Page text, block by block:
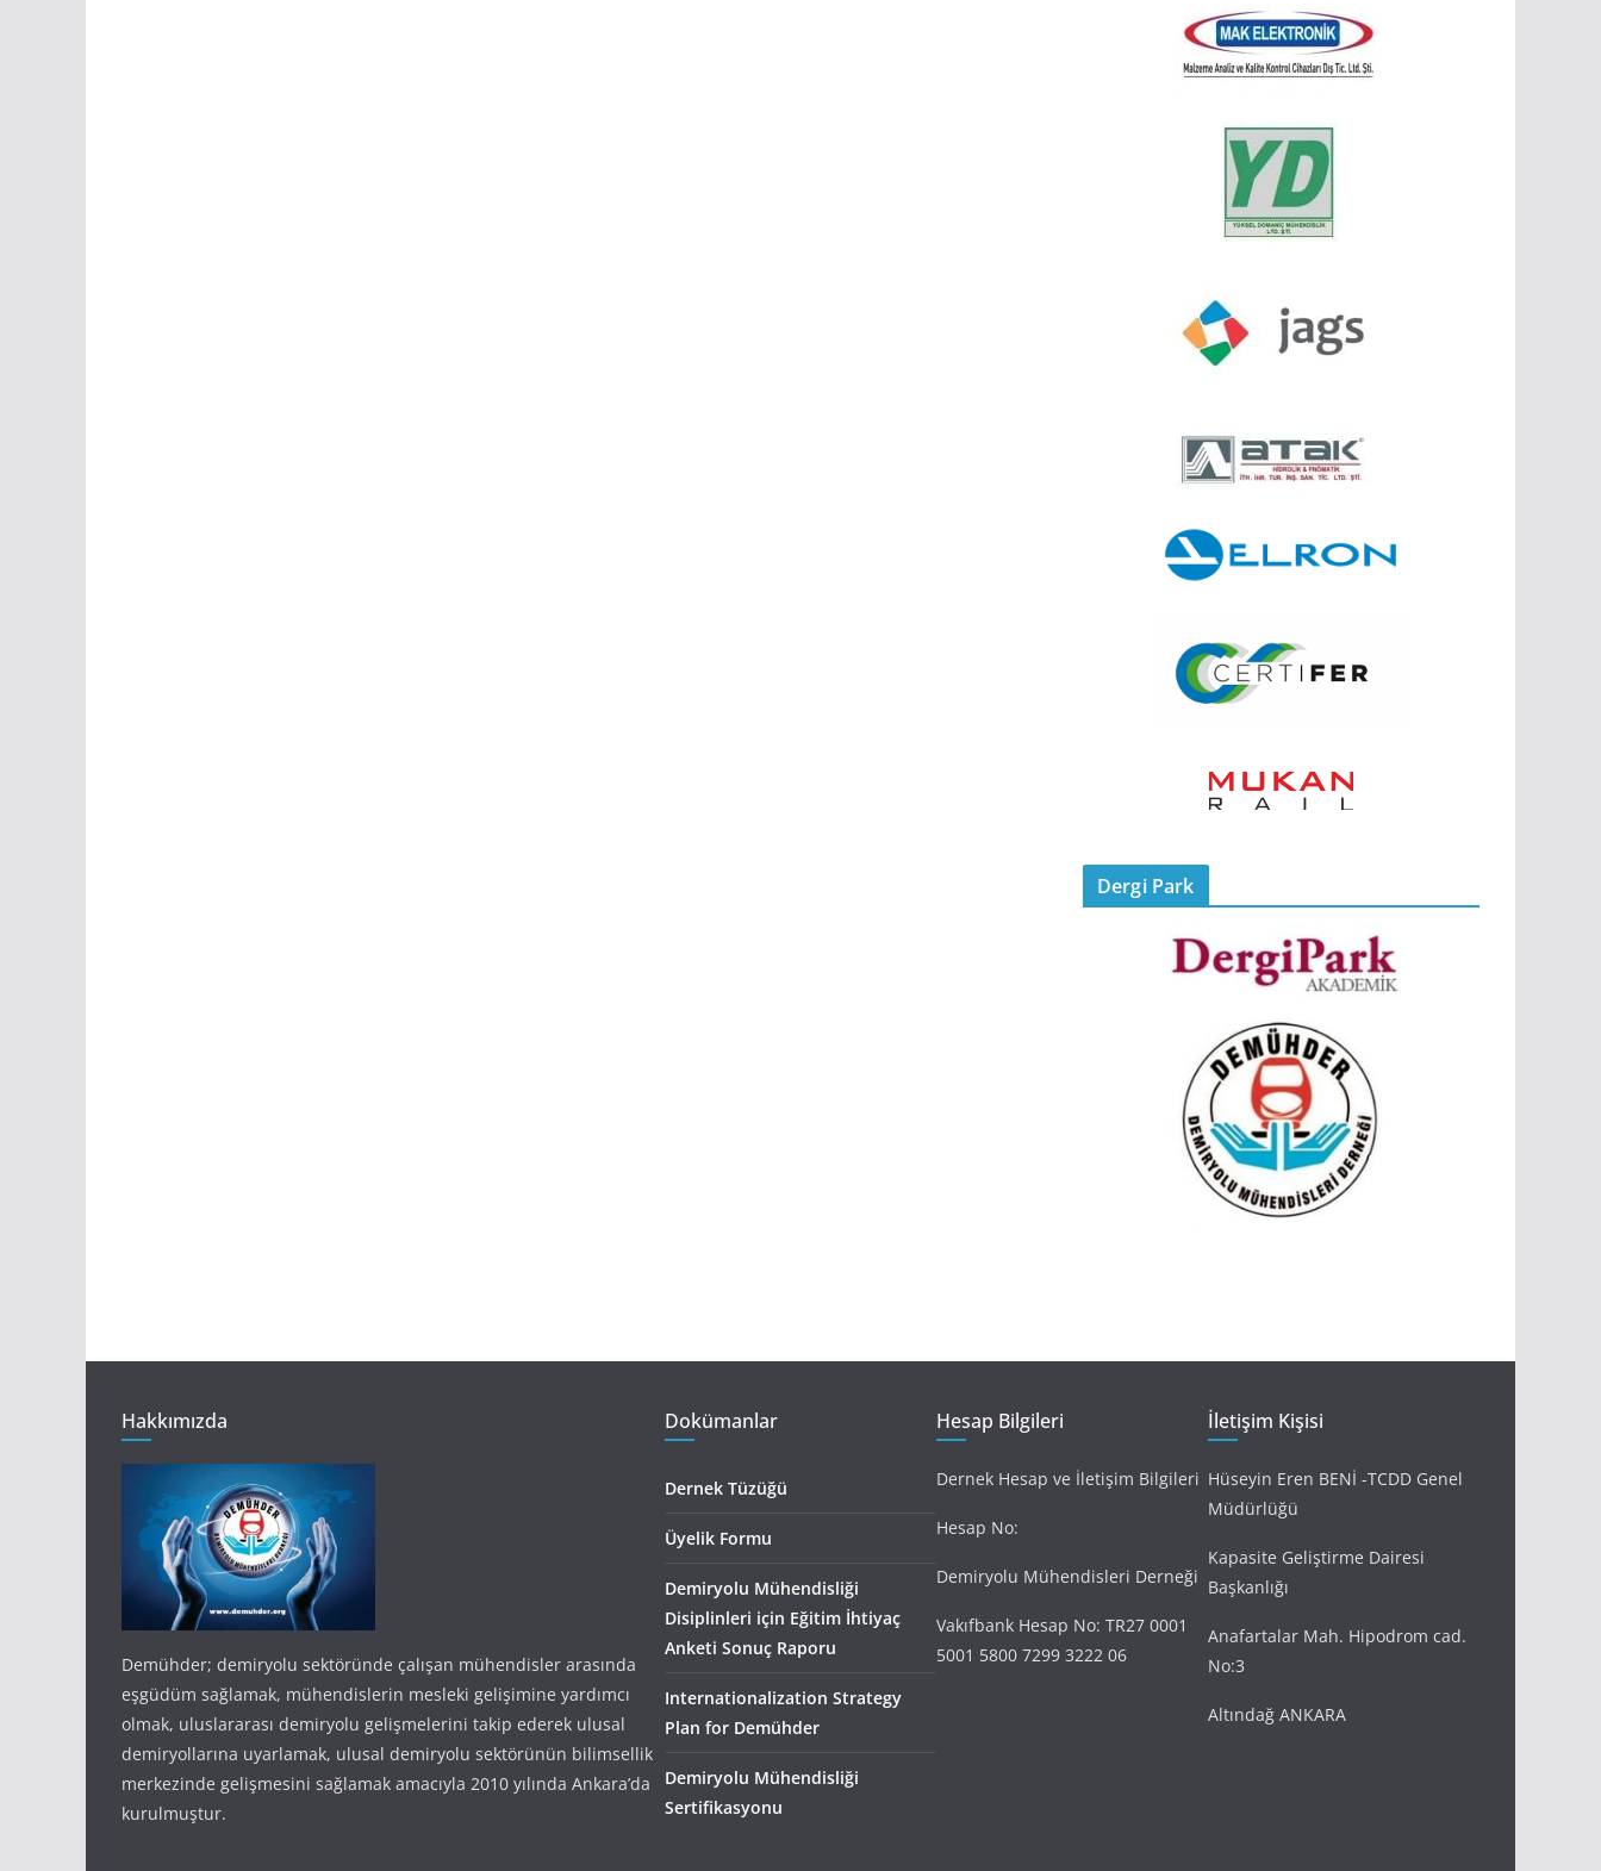
Dergi Park
Hakkımızda
Demühder; demiryolu sektöründe çalışan mühendisler arasında
eşgüdüm sağlamak, mühendislerin mesleki gelişimine yardımcı
olmak, uluslararası demiryolu gelişmelerini takip ederek ulusal
demiryollarına uyarlamak, ulusal demiryolu sektörünün bilimsellik
merkezinde gelişmesini sağlamak amacıyla 2010 yılında Ankara’da
kurulmuştur.
Dokümanlar
Dernek Tüzüğü
Üyelik Formu
Demiryolu Mühendisliği
Disiplinleri için Eğitim İhtiyaç
Anketi Sonuç Raporu
Internationalization Strategy
Plan for Demühder
Demiryolu Mühendisliği
Sertifikasyonu
Hesap Bilgileri
Dernek Hesap ve İletişim Bilgileri
Hesap No:
Demiryolu Mühendisleri Derneği
Vakıfbank Hesap No: TR27 0001
5001 5800 7299 3222 06
İletişim Kişisi
Hüseyin Eren BENİ -TCDD Genel
Müdürlüğü
Kapasite Geliştirme Dairesi
Başkanlığı
Anafartalar Mah. Hipodrom cad.
No:3
Altındağ ANKARA